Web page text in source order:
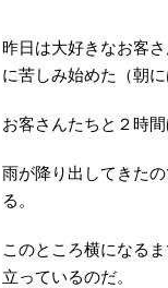
昨日は大好きなお客
に苦しみ始めた（朝
お客さんたちと２時
雨が降り出してきた
る。
このところ横になる
立っているのだ。